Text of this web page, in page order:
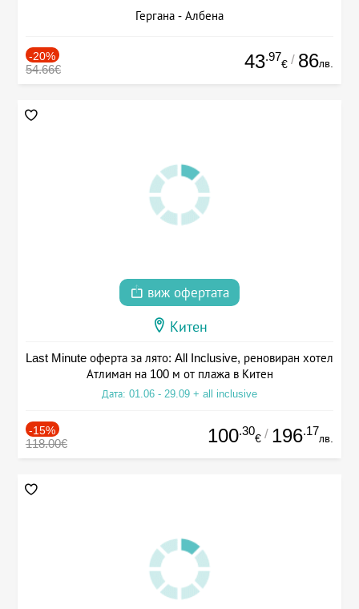
Гергана - Албена
-20%
54.66€ 43.97
€ / 86лв.
виж офертата
Китен
Last Minute оферта за лято: All Inclusive, реновиран хотел
Атлиман на 100 м от плажа в Китен
Дата: 01.06 - 29.09 + all inclusive
-15%
118.00€ 100.30
€ / 196.17
лв.